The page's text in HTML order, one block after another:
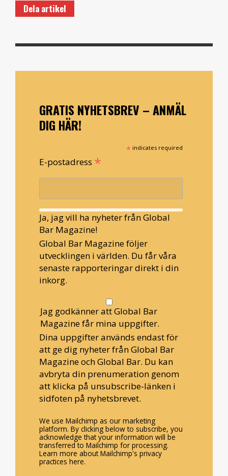
Dela artikel
GRATIS NYHETSBREV – ANMÄL
DIG HÄR!
* indicates required
E-postadress *
Ja, jag vill ha nyheter från Global
Bar Magazine!
Global Bar Magazine följer
utvecklingen i världen. Du får våra
senaste rapporteringar direkt i din
inkorg.
Jag godkänner att Global Bar
Magazine får mina uppgifter.
Dina uppgifter används endast för
att ge dig nyheter från Global Bar
Magazine och Global Bar. Du kan
avbryta din prenumeration genom
att klicka på unsubscribe-länken i
sidfoten på nyhetsbrevet.
We use Mailchimp as our marketing
platform. By clicking below to subscribe, you
acknowledge that your information will be
transferred to Mailchimp for processing.
Learn more about Mailchimp's privacy
practices here.